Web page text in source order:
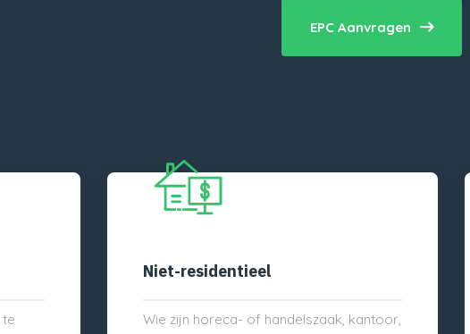
EPC Aanvragen
te
Niet-residentieel
Wie zijn horeca- of handelszaak, kantoor,